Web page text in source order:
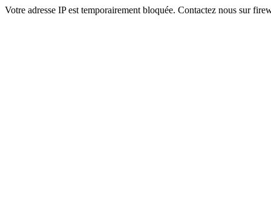
Votre adresse IP est temporairement bloquée. Contactez nous sur